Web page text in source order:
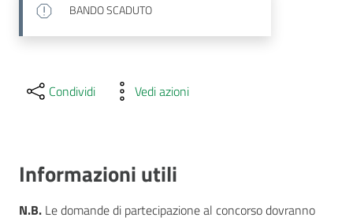
BANDO SCADUTO
Condividi Vedi azioni
Informazioni utili
N.B. Le domande di partecipazione al concorso dovranno